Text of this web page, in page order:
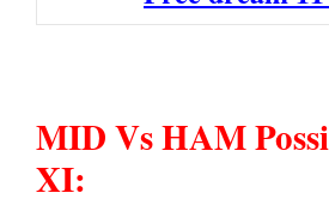
MID Vs HAM
XI: